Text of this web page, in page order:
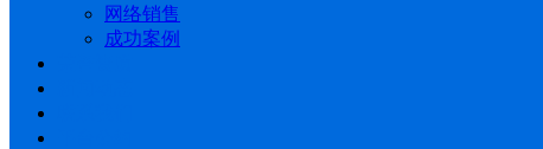
网络销售
成功案例